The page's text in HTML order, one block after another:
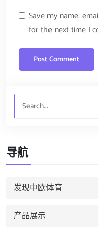
Save my name,
for the next time I
导航
发现中欧体育
产品展示